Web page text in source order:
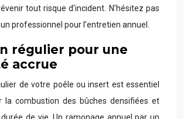
tout risque d’incident. N’hésitez pas
professionnel pour l’entretien annuel.
régulier pour une
accrue
de votre poêle ou insert est essentiel
la combustion des bûches densifiées et